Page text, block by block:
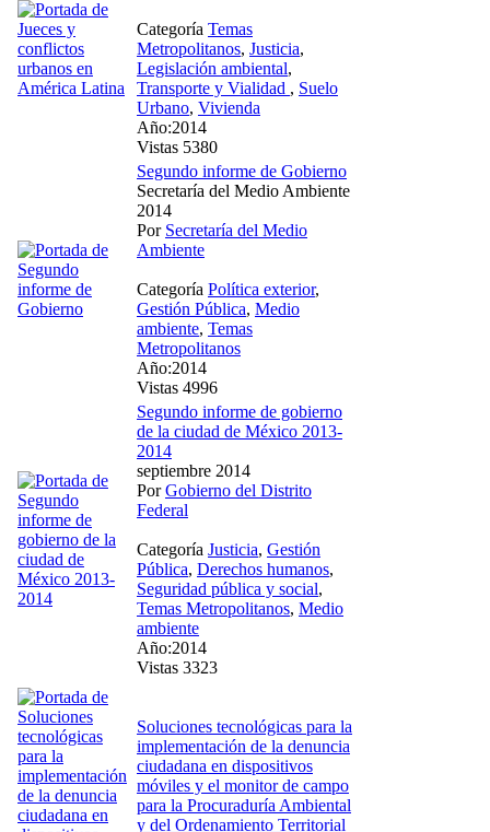
Categoría Temas
Metropolitanos, Justicia,
Legislación ambiental,
Transporte y Vialidad , Suelo
Urbano, Vivienda
Año:2014
Vistas 5380
Segundo informe de Gobierno
Secretaría del Medio Ambiente
2014
Por Secretaría del Medio
Ambiente
Categoría Política exterior,
Gestión Pública, Medio
ambiente, Temas
Metropolitanos
Año:2014
Vistas 4996
Segundo informe de gobierno
de la ciudad de México 2013-
2014
septiembre 2014
PorGobierno del Distrito
Federal
Categoría Justicia, Gestión
Pública, Derechos humanos,
Seguridad pública y social,
Temas Metropolitanos, Medio
ambiente
Año:2014
Vistas 3323
Soluciones tecnológicas para la
implementación de la denuncia
ciudadana en dispositivos
móviles y el monitor de campo
para la Procuraduría Ambiental
y del Ordenamiento Territorial